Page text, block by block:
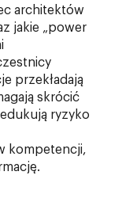
architektów
jakie „power
przekładają
skrócić
ryzyko
kompetencji,